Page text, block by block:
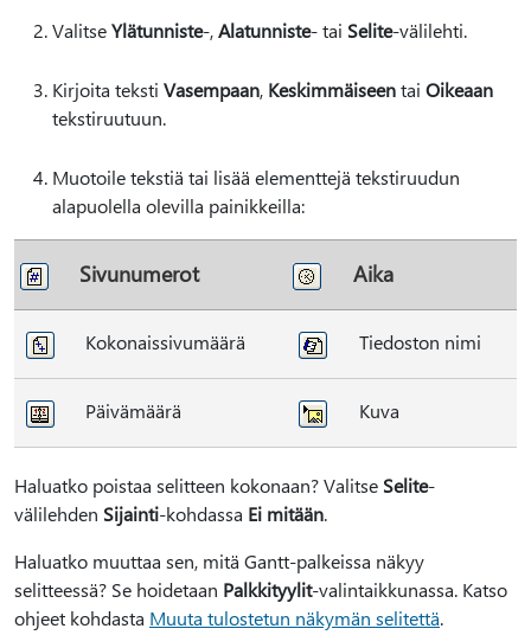
ValitseYlätunniste-,Alatunniste- tai Selite-välilehti.
Kirjoita teksti Vasempaan, Keskimmäiseentai Oikeaan
tekstiruutuun.
Muotoile tekstiä tai lisää elementtejä tekstiruudun
alapuolella olevilla painikkeilla:
Sivunumerot Aika
Kokonaissivumäärä Tiedoston nimi
Päivämäärä Kuva
Haluatko poistaa selitteen kokonaan? Valitse Selite-
välilehden Sijainti-kohdassa Ei mitään.
Haluatko muuttaa sen, mitä Gantt-palkeissa näkyy
selitteessä? Se hoidetaan Palkkityylit-valintaikkunassa. Katso
ohjeet kohdasta Muuta tulostetun näkymän selitettä.